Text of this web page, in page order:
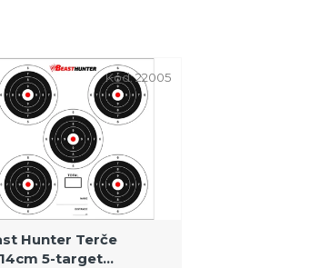
Hunter Terče
5-target
Kód:22005